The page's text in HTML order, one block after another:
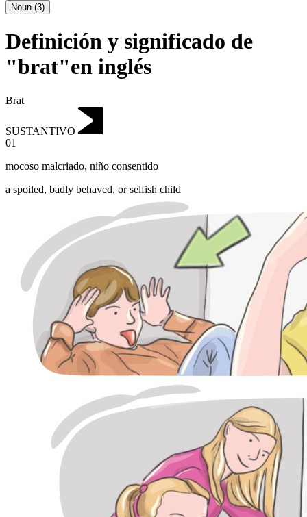
Noun (3)
Definición y significado de
"brat"en inglés
Brat
SUSTANTIVO
01
mocoso malcriado, niño consentido
a spoiled, badly behaved, or selfish child